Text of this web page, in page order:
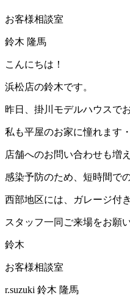
お客様相談室
鈴木 隆馬
こんにちは！
浜松店の鈴木です。
昨日、掛川モデルハウスで
私も平屋のお家に憧れます・
店舗へのお問い合わせも増
感染予防のため、短時間で
西部地区には、ガレージ付
スタッフ一同ご来場をお願
鈴木
お客様相談室
r.suzuki 鈴木 隆馬